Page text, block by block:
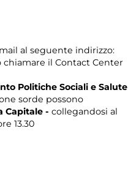
al seguente indirizzo:
chiamare il Contact Center
Politiche Sociali e Salute
sorde possono
Capitale - collegandosi al
13.30